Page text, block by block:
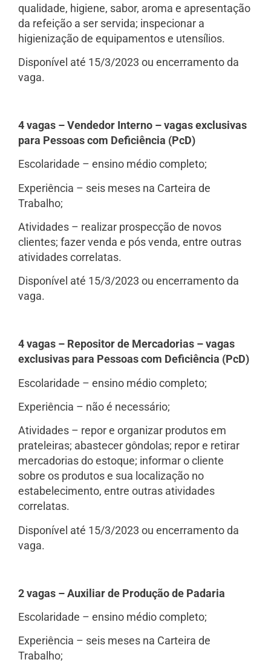
qualidade, higiene, sabor, aroma e apresentação
da refeição a ser servida; inspecionar a
higienização de equipamentos e utensílios.
Disponível até 15/3/2023 ou encerramento da
vaga.
4 vagas – Vendedor Interno – vagas exclusivas
para Pessoas com Deficiência (PcD)
Escolaridade – ensino médio completo;
Experiência – seis meses na Carteira de
Trabalho;
Atividades – realizar prospecção de novos
clientes; fazer venda e pós venda, entre outras
atividades correlatas.
Disponível até 15/3/2023 ou encerramento da
vaga.
4 vagas – Repositor de Mercadorias – vagas
exclusivas para Pessoas com Deficiência (PcD)
Escolaridade – ensino médio completo;
Experiência – não é necessário;
Atividades – repor e organizar produtos em
prateleiras; abastecer gôndolas; repor e retirar
mercadorias do estoque; informar o cliente
sobre os produtos e sua localização no
estabelecimento, entre outras atividades
correlatas.
Disponível até 15/3/2023 ou encerramento da
vaga.
2 vagas – Auxiliar de Produção de Padaria
Escolaridade – ensino médio completo;
Experiência – seis meses na Carteira de
Trabalho;